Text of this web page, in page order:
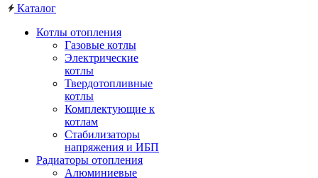
Каталог
Котлы отопления
Газовые котлы
Электрические
котлы
Твердотопливные
котлы
Комплектующие к
котлам
Стабилизаторы
напряжения и ИБП
Радиаторы отопления
Алюминиевые